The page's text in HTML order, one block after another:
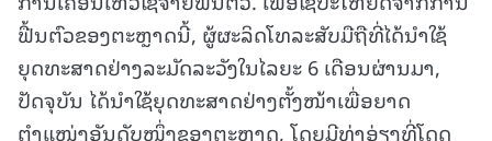
ຟື້ນຕົວຂອງຕະຫຼາດນີ້, ຜູ້ຜະລິດໂທລະສັບມືຖືທີ່ໄດ້ນຳໃຊ້
ຍຸດທະສາດຢ່າງລະມັດລະວັງໃນໄລຍະ 6 ເດືອນຜ່ານມາ,
ປັດຈຸບັນ ໄດ້ນຳໃຊ້ຍຸດທະສາດຢ່າງຕັ້ງໜ້າເພື່ອຍາດ
ຕຳແໜ່ງອັນດັບໜຶ່ງຂອງຕະຫຼາດ, ໂດຍມີທ່າອ່ຽງທີ່ໂດດ